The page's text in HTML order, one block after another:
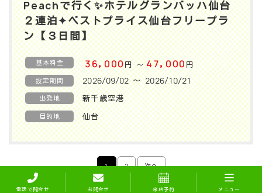
Peachで行く✨️ホテルグランバッハ仙台
２連泊✦ベストプライス仙台フリープラ
ン【３日間】
基本料金 36,000円〜47,000円
設定期間 2026/09/02 〜 2026/10/21
出発地 新千歳空港
目的地 仙台
1 2 次へ
電話で問合せ お問合せ 来店予約 メニュー